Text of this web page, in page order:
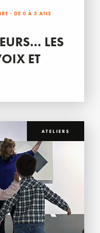
- DE 0 À 3 ANS
LES
ET
ATELIERS